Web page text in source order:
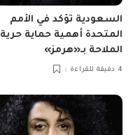
السعودية تؤكد في الأمم
المتحدة أهمية حماية حرية
الملاحة بـ«هرمز»
4 دقيقة للقراءة